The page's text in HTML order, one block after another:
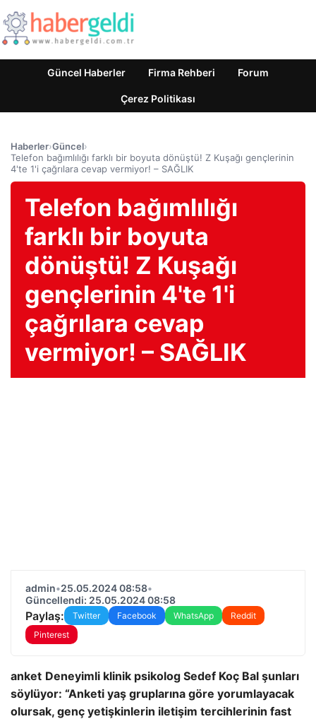
Güncel Haberler Firma Rehberi Forum
Çerez Politikası
Haberler›Güncel›
Telefon bağımlılığı farklı bir boyuta dönüştü! Z Kuşağı gençlerinin
4'te 1'i çağrılara cevap vermiyor! – SAĞLIK
Telefon bağımlılığı
farklı bir boyuta
dönüştü! Z Kuşağı
gençlerinin 4'te 1'i
çağrılara cevap
vermiyor! – SAĞLIK
admin•25.05.2024 08:58•
Güncellendi: 25.05.2024 08:58
Paylaş: Twitter Facebook WhatsApp
Reddit
Pinterest
anket Deneyimli klinik psikolog Sedef Koç Bal şunları
söylüyor: “Anketi yaş gruplarına göre yorumlayacak
olursak, genç yetişkinlerin iletişim tercihlerinin fast